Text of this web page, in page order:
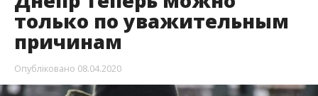
только по уважительным
причинам
Опубліковано 08.04.2020